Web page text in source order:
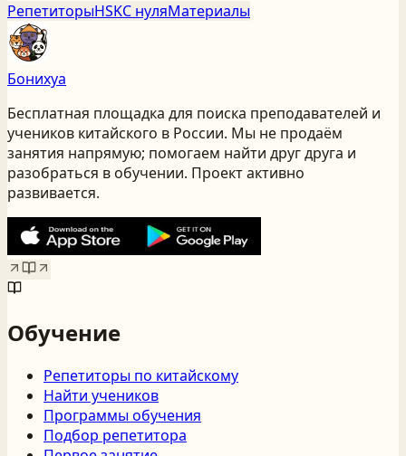
РепетиторыHSKС нуляМатериалы
Бонихуа
Бесплатная площадка для поиска преподавателей и
учеников китайского в России. Мы не продаём
занятия напрямую; помогаем найти друг друга и
разобраться в обучении. Проект активно
развивается.
Обучение
Репетиторы по китайскому
Найти учеников
Программы обучения
Подбор репетитора